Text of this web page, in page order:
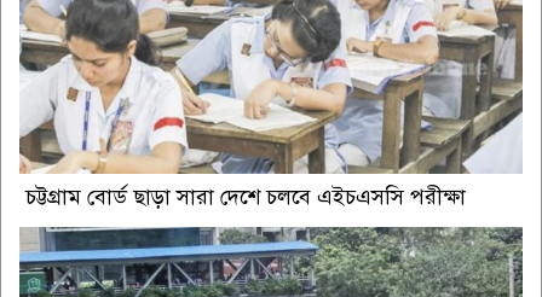
চট্টগ্রাম বোর্ড ছাড়া সারা দেশে চলবে এইচএসসি পরীক্ষা